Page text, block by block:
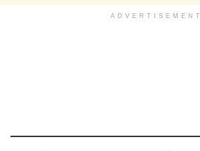
ADVERTISEMENT